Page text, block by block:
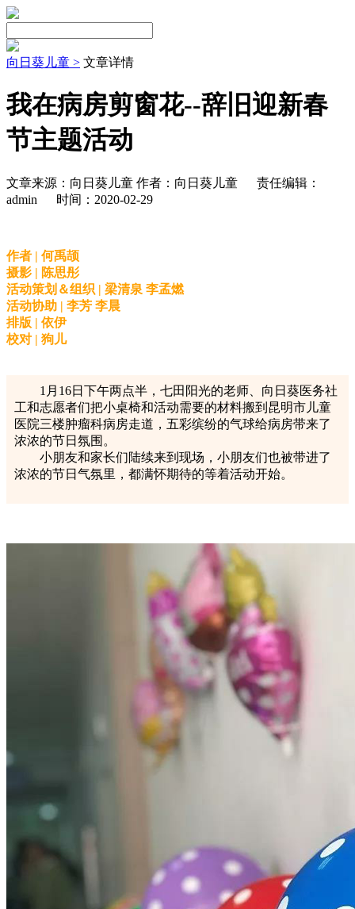
向日葵儿童 > 文章详情
我在病房剪窗花--辞旧迎新春
节主题活动
文章来源：向日葵儿童 作者：向日葵儿童
责任编辑：
admin
时间：2020-02-29
作者 | 何禹颉
摄影 | 陈思彤
活动策划＆组织 | 梁清泉 李孟燃
活动协助 | 李芳 李晨
排版 | 依伊
校对 | 狗儿
1月16日下午两点半，七田阳光的老师、向日葵医务社
工和志愿者们把小桌椅和活动需要的材料搬到昆明市儿童
医院三楼肿瘤科病房走道，五彩缤纷的气球给病房带来了
浓浓的节日氛围。
小朋友和家长们陆续来到现场，小朋友们也被带进了
浓浓的节日气氛里，都满怀期待的等着活动开始。